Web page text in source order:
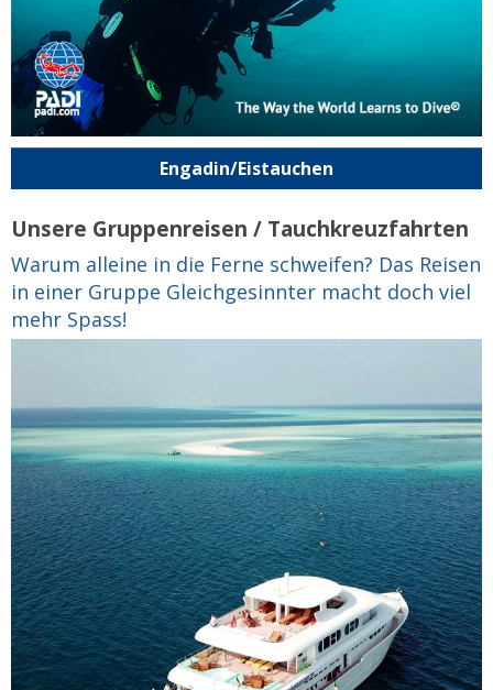
Engadin/Eistauchen
Unsere Gruppenreisen / Tauchkreuzfahrten
Warum alleine in die Ferne schweifen? Das Reisen
in einer Gruppe Gleichgesinnter macht doch viel
mehr Spass!